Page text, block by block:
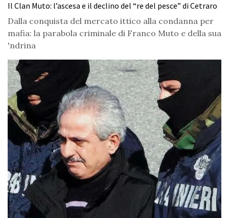
Il Clan Muto: l’ascesa e il declino del “re del pesce” di Cetraro
Dalla conquista del mercato ittico alla condanna per
mafia: la parabola criminale di Franco Muto e della sua
'ndrina